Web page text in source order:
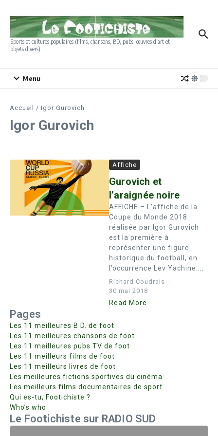
Sports et cultures populaires (films, chansons, BD, pubs, œuvres d'art et
objets divers)
Menu
Accueil / Igor Gurovich
Igor Gurovich
Affiche
Gurovich et
l’araignée noire
AFFICHE – L’affiche de la
Coupe du Monde 2018
réalisée par Igor Gurovich
est la première à
représenter une figure
historique du football, en
l’occurrence Lev Yachine....
Richard Coudrais
30 mai 2018
Read More
Pages
Les 11 meilleures B.D. de foot
Les 11 meilleures chansons de foot
Les 11 meilleures pubs TV de foot
Les 11 meilleurs films de foot
Les 11 meilleurs livres de foot
Les meilleures fictions sportives du cinéma
Les meilleurs films documentaires de sport
Qui es-tu, Footichiste ?
Who’s who
Le Footichiste sur RADIO SUD